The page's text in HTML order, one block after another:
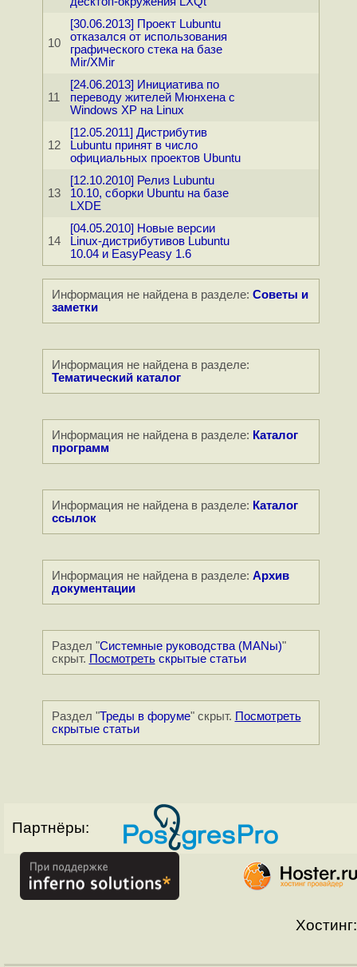
10
[30.06.2013] Проект Lubuntu
отказался от использования
графического стека на базе
Mir/XMir
11
[24.06.2013] Инициатива по
переводу жителей Мюнхена с
Windows XP на Linux
12
[12.05.2011] Дистрибутив
Lubuntu принят в число
официальных проектов Ubuntu
13
[12.10.2010] Релиз Lubuntu
10.10, сборки Ubuntu на базе
LXDE
14
[04.05.2010] Новые версии
Linux-дистрибутивов Lubuntu
10.04 и EasyPeasy 1.6
Информация не найдена в разделе: Советы и
заметки
Информация не найдена в разделе:
Тематический каталог
Информация не найдена в разделе: Каталог
программ
Информация не найдена в разделе: Каталог
ссылок
Информация не найдена в разделе: Архив
документации
Раздел "Системные руководства (MANы)"
скрыт. Посмотретьскрытые статьи
Раздел "Треды в форуме" скрыт. Посмотреть
скрытые статьи
Партнёры:
Хостинг: